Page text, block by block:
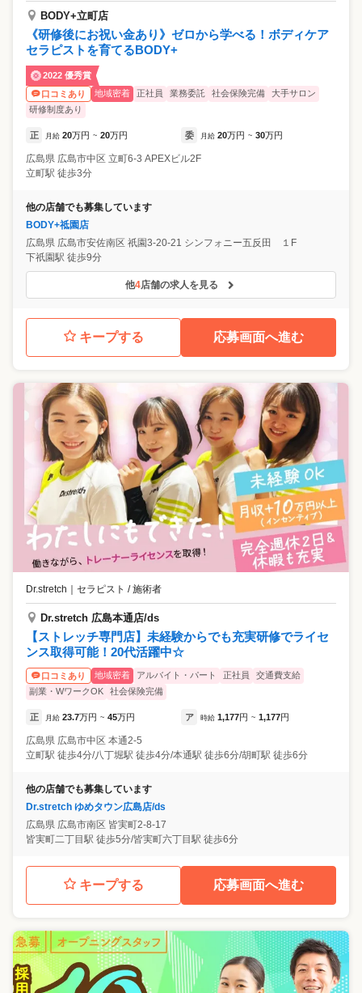
BODY+立町店
《研修後にお祝い金あり》ゼロから学べる！ボディケア
セラピストを育てるBODY+
2022 優秀賞
口コミあり
地域密着 正社員 業務委託 社会保険完備
大手サロン
研修制度あり
正 月給 20万円 ~ 20万円 委 月給 20万円 ~ 30万円
広島県 広島市中区 立町6-3 APEXビル2F
立町駅 徒歩3分
他の店舗でも募集しています
BODY+祗園店
広島県 広島市安佐南区 祇園3-20-21 シンフォニー五反田 １F
下祇園駅 徒歩9分
他4店舗の求人を見る
キープする 応募画面へ進む
Dr.stretch ｜ セラピスト / 施術者
Dr.stretch 広島本通店/ds
【ストレッチ専門店】未経験からでも充実研修でライセ
ンス取得可能！20代活躍中☆
口コミあり 地域密着 アルバイト・パート 正社員
交通費支給
副業・WワークOK
社会保険完備
正 月給 23.7万円 ~ 45万円 ア 時給 1,177円 ~ 1,177円
広島県 広島市中区 本通2-5
立町駅 徒歩4分/八丁堀駅 徒歩4分/本通駅 徒歩6分/胡町駅 徒歩6分
他の店舗でも募集しています
Dr.stretch ゆめタウン広島店/ds
広島県 広島市南区 皆実町2-8-17
皆実町二丁目駅 徒歩5分/皆実町六丁目駅 徒歩6分
キープする 応募画面へ進む